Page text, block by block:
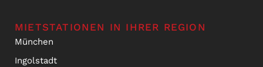
MIETSTATIONEN IN IHRER REGION
München
Ingolstadt